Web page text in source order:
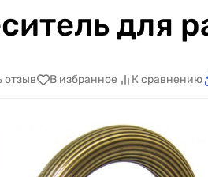
для
отзыв В избранное К сравнению